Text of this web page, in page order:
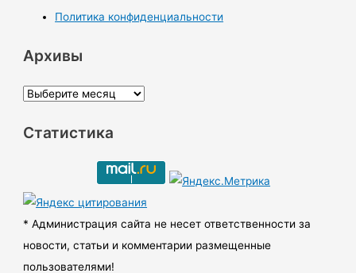
Политика конфиденциальности
Архивы
А
х
ы
Статистика
* Администрация сайта не несет ответственности за
новости, статьи и комментарии размещенные
пользователями!